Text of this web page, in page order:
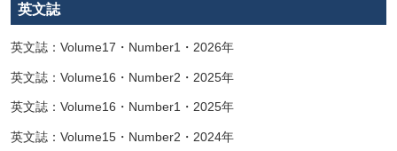
英文誌
英文誌：Volume17・Number1・2026年
英文誌：Volume16・Number2・2025年
英文誌：Volume16・Number1・2025年
英文誌：Volume15・Number2・2024年